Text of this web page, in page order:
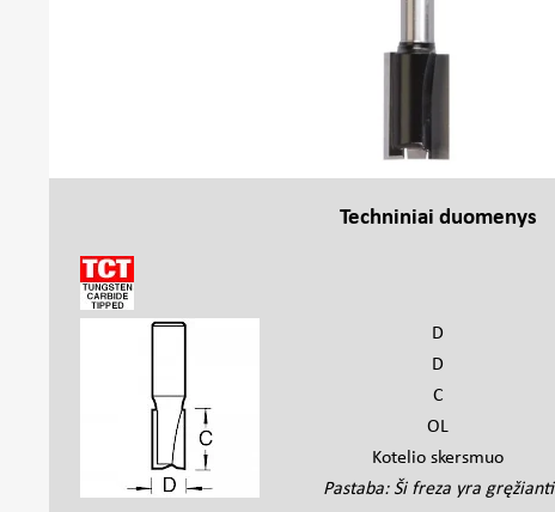
Techniniai duomenys
D
D
C
OL
Kotelio skersmuo
Pastaba: Ši freza yra gręžianti